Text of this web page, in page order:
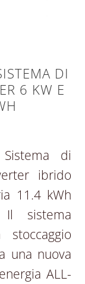
DI
6 KW E
di
ibrido
11.4 kWh
sistema
una nuova
ALL-